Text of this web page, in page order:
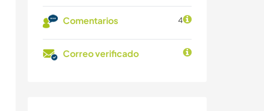
Comentarios 4
Correo verificado